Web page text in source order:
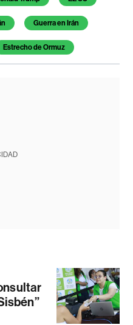
Guerra en Irán
Estrecho de Ormuz